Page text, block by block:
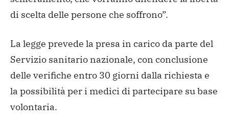
di scelta delle persone che soffrono”.
La legge prevede la presa in carico da parte del
Servizio sanitario nazionale, con conclusione
delle verifiche entro 30 giorni dalla richiesta e
la possibilità per i medici di partecipare su base
volontaria.